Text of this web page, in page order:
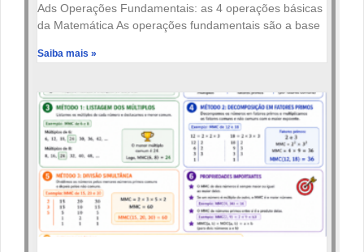
Ads Operações Fundamentais: as 4 operações básicas
da Matemática As operações fundamentais são a base
Saiba mais »